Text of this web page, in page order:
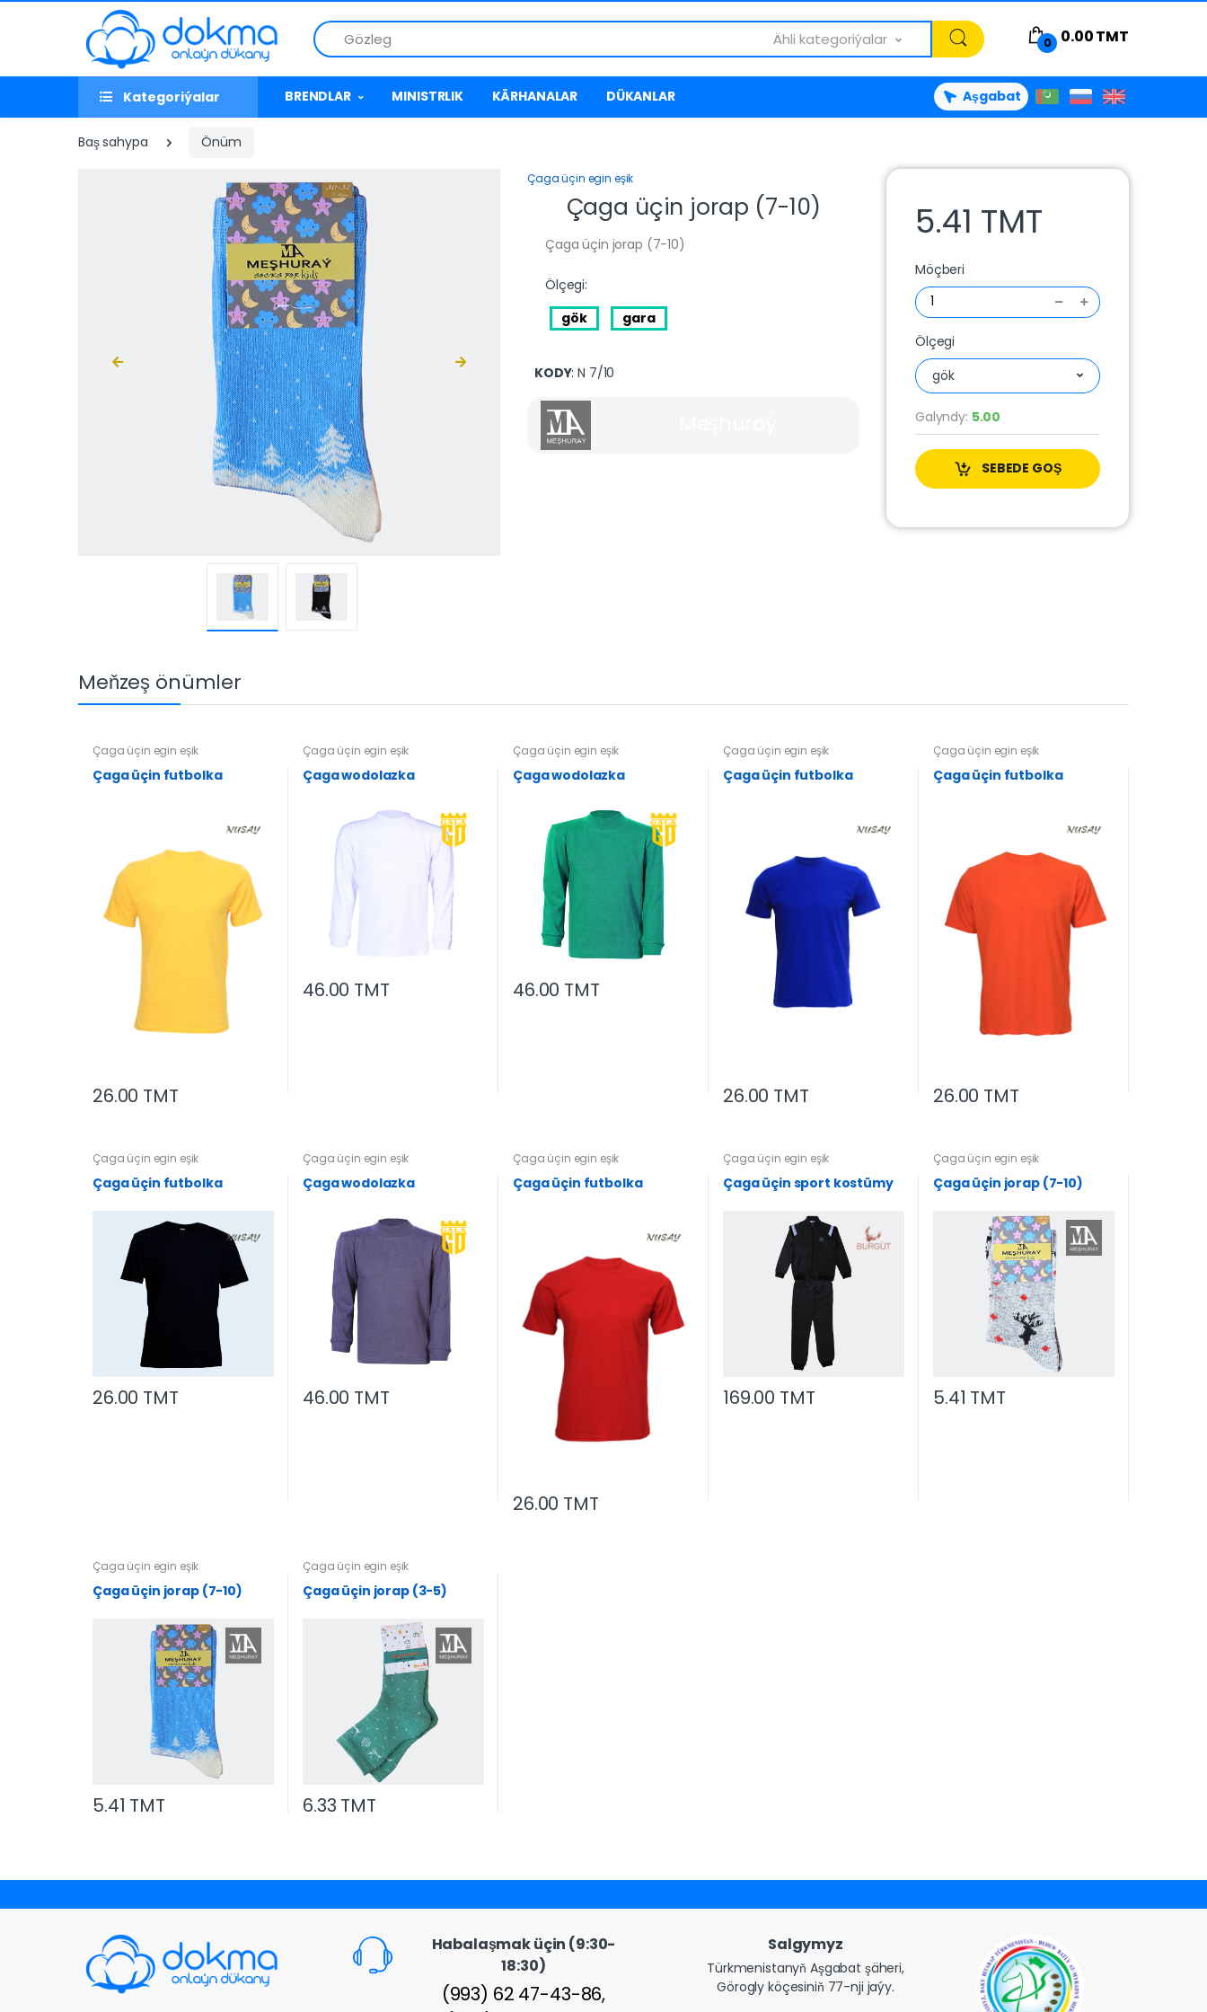
Gözleg
Ähli kategoriýalar 0 0.00TMT
Kategoriýalar BRENDLAR MINISTRLIK KÄRHANALAR DÜKANLAR Aşgabat
Baş sahypa Önüm
Çaga üçin egin eşik
Çaga üçin jorap (7-10)
Çaga üçin jorap (7-10)
Ölçegi:
gök
gara
KODY: N 7/10
5.41 TMT
Möçberi
Ölçegi
gök
Galyndy: 5.00
SEBEDE GOŞ
Meňzeş önümler
Çaga üçin egin eşik
Çaga üçin futbolka
26.00 TMT
Çaga üçin egin eşik
Çaga wodolazka
46.00 TMT
Çaga üçin egin eşik
Çaga wodolazka
46.00 TMT
Çaga üçin egin eşik
Çaga üçin futbolka
26.00 TMT
Çaga üçin egin eşik
Çaga üçin futbolka
26.00 TMT
Çaga üçin egin eşik
Çaga üçin futbolka
26.00 TMT
Çaga üçin egin eşik
Çaga wodolazka
46.00 TMT
Çaga üçin egin eşik
Çaga üçin futbolka
26.00 TMT
Çaga üçin egin eşik
Çaga üçin sport kostümy
169.00 TMT
Çaga üçin egin eşik
Çaga üçin jorap (7-10)
5.41 TMT
Çaga üçin egin eşik
Çaga üçin jorap (7-10)
5.41 TMT
Çaga üçin egin eşik
Çaga üçin jorap (3-5)
6.33 TMT
Habalaşmak üçin (9:30-
18:30)
(993) 62 47-43-86,
Salgymyz
Türkmenistanyň Aşgabat şäheri,
Görogly köçesiniň 77-nji jaýy.